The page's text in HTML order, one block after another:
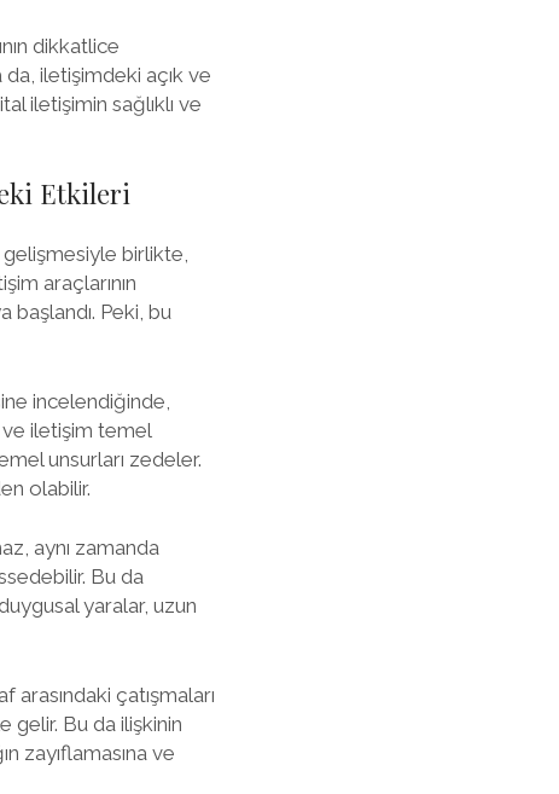
dikkatlice
iletişimdeki açık ve
iletişimin sağlıklı ve
Etkileri
gelişmesiyle birlikte,
araçlarının
başlandı. Peki, bu
incelendiğinde,
iletişim temel
unsurları zedeler.
olabilir.
aynı zamanda
Bu da
yaralar, uzun
çatışmaları
Bu da ilişkinin
zayıflamasına ve